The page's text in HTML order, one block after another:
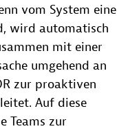
vom System eine
wird automatisch
mit einer
umgehend an
zur proaktiven
Auf diese
Teams zur